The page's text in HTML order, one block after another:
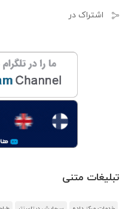
اشتراک در
تبلیغات متنی